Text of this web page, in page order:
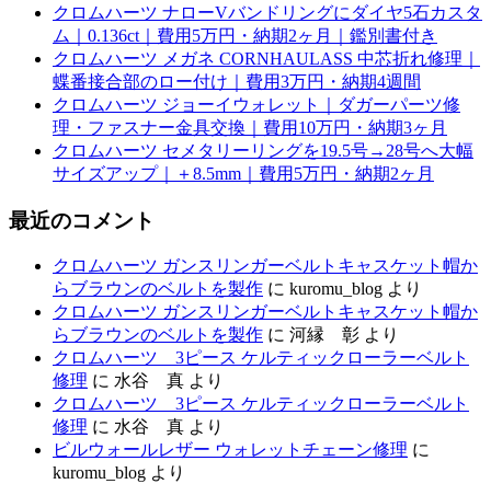
クロムハーツ ナローVバンドリングにダイヤ5石カスタ
ム｜0.136ct｜費用5万円・納期2ヶ月｜鑑別書付き
クロムハーツ メガネ CORNHAULASS 中芯折れ修理｜
蝶番接合部のロー付け｜費用3万円・納期4週間
クロムハーツ ジョーイウォレット｜ダガーパーツ修
理・ファスナー金具交換｜費用10万円・納期3ヶ月
クロムハーツ セメタリーリングを19.5号→28号へ大幅
サイズアップ｜＋8.5mm｜費用5万円・納期2ヶ月
最近のコメント
クロムハーツ ガンスリンガーベルトキャスケット帽か
らブラウンのベルトを製作 に kuromu_blog より
クロムハーツ ガンスリンガーベルトキャスケット帽か
らブラウンのベルトを製作 に 河縁 彰 より
クロムハーツ 3ピース ケルティックローラーベルト
修理 に 水谷 真 より
クロムハーツ 3ピース ケルティックローラーベルト
修理 に 水谷 真 より
ビルウォールレザー ウォレットチェーン修理 に
kuromu_blog より